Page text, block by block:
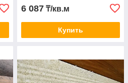
6 087 ₸/кв.м
Купить